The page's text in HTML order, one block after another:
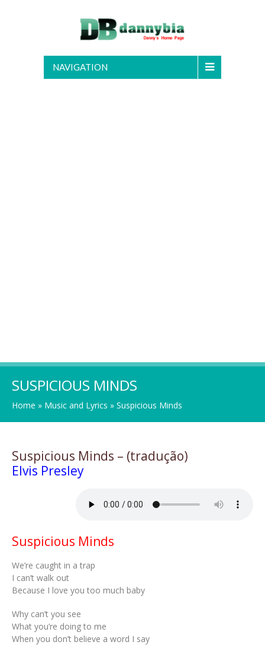
NAVIGATION
SUSPICIOUS MINDS
Home » Music and Lyrics » Suspicious Minds
Suspicious Minds – (tradução)
Elvis Presley
Suspicious Minds
We’re caught in a trap
I can’t walk out
Because I love you too much baby
Why can’t you see
What you’re doing to me
When you don’t believe a word I say